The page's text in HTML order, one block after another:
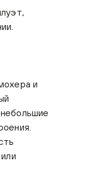
и